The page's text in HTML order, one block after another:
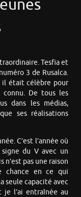
Tesfia et
3 de Rusalca.
il était célèbre pour
De tous les
dans les médias,
ses réalisations
C’est l’année où
du V avec un
n’est pas une raison
chance en ce qui
seule capacité avec
je l’ai entraînée au